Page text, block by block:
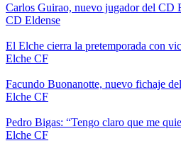
Carlos Guirao, nuevo jugador del CD
CD Eldense
El Elche cierra la pretemporada con
Elche CF
Facundo Buonanotte, nuevo fichaje
Elche CF
Pedro Bigas: “Tengo claro que me
Elche CF